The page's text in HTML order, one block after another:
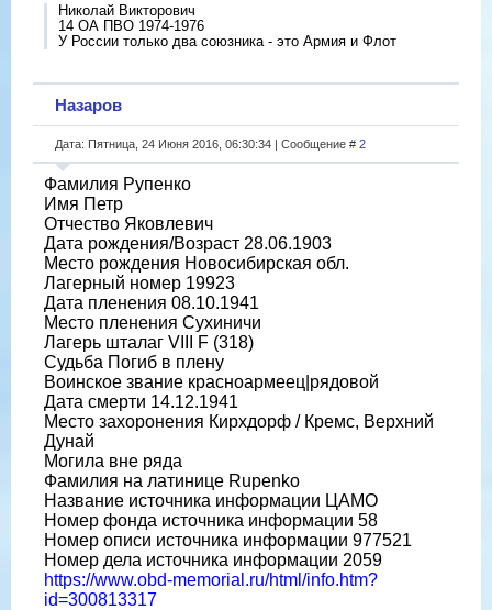
Николай Викторович
14 ОА ПВО 1974-1976
У России только два союзника - это Армия и Флот
Назаров
Дата: Пятница, 24 Июня 2016, 06:30:34 | Сообщение # 2
Фамилия Рупенко
Имя Петр
Отчество Яковлевич
Дата рождения/Возраст 28.06.1903
Место рождения Новосибирская обл.
Лагерный номер 19923
Дата пленения 08.10.1941
Место пленения Сухиничи
Лагерь шталаг VIII F (318)
Судьба Погиб в плену
Воинское звание красноармеец|рядовой
Дата смерти 14.12.1941
Место захоронения Кирхдорф / Кремс, Верхний
Дунай
Могила вне ряда
Фамилия на латинице Rupenko
Название источника информации ЦАМО
Номер фонда источника информации 58
Номер описи источника информации 977521
Номер дела источника информации 2059
https://www.obd-memorial.ru/html/info.htm?
id=300813317